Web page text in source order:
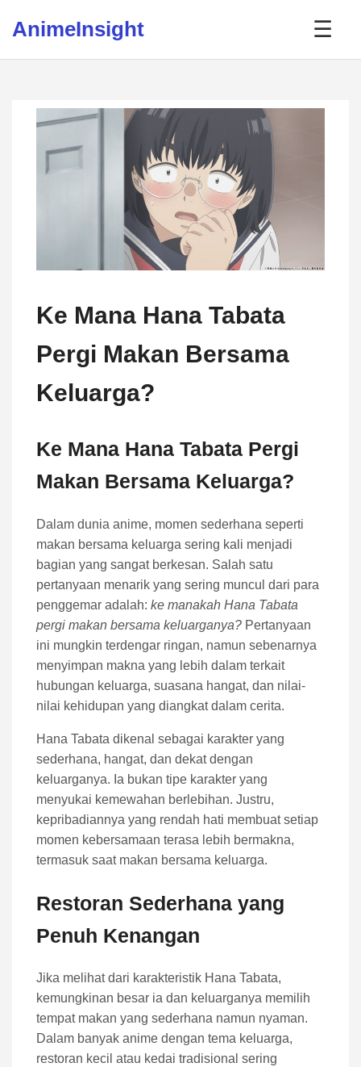
AnimeInsight ☰
Ke Mana Hana Tabata
Pergi Makan Bersama
Keluarga?
Ke Mana Hana Tabata Pergi
Makan Bersama Keluarga?
Dalam dunia anime, momen sederhana seperti
makan bersama keluarga sering kali menjadi
bagian yang sangat berkesan. Salah satu
pertanyaan menarik yang sering muncul dari para
penggemar adalah: ke manakah Hana Tabata
pergi makan bersama keluarganya? Pertanyaan
ini mungkin terdengar ringan, namun sebenarnya
menyimpan makna yang lebih dalam terkait
hubungan keluarga, suasana hangat, dan nilai-
nilai kehidupan yang diangkat dalam cerita.
Hana Tabata dikenal sebagai karakter yang
sederhana, hangat, dan dekat dengan
keluarganya. Ia bukan tipe karakter yang
menyukai kemewahan berlebihan. Justru,
kepribadiannya yang rendah hati membuat setiap
momen kebersamaan terasa lebih bermakna,
termasuk saat makan bersama keluarga.
Restoran Sederhana yang
Penuh Kenangan
Jika melihat dari karakteristik Hana Tabata,
kemungkinan besar ia dan keluarganya memilih
tempat makan yang sederhana namun nyaman.
Dalam banyak anime dengan tema keluarga,
restoran kecil atau kedai tradisional sering